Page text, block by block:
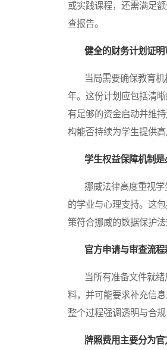
或实践课程，还需满足
查报告。
健全的财务计划证
当局需要确保教育机
年。这份计划应包括清
有足够的资金启动并维
构能否持续为学生提供高
学生权益保障机制
挪威法律高度重视学
的学业与心理支持。这
策符合挪威的数据保护
官方申请与审查流
当所有准备文件就绪
料，并可能要求补充信
整个过程强调透明与合
牌照费用主要分为